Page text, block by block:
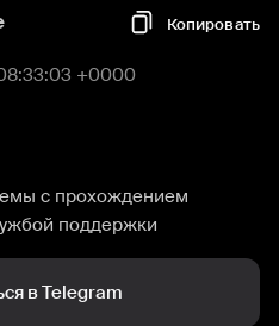
Копировать
+0000
с прохождением
поддержки
в Telegram